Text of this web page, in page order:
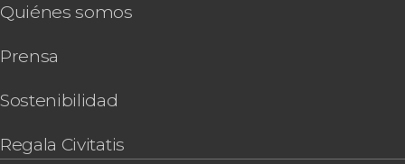
Quiénes somos
Prensa
Sostenibilidad
Regala Civitatis